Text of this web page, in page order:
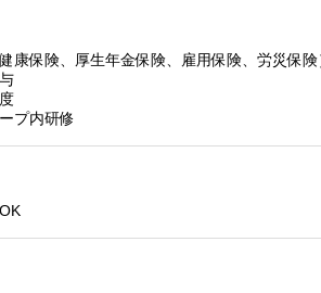
康保険、厚生年金保険、雇用保険、労災保険
プ内研修